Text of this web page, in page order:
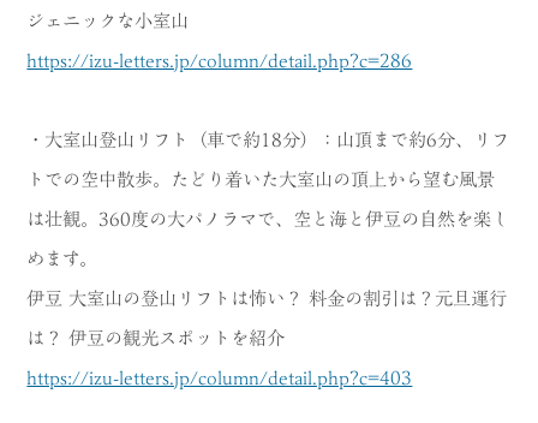
ジェニックな小室山
https://izu-letters.jp/column/detail.php?c=286
・大室山登山リフト（車で約18分）：山頂まで約6分、リフ
トでの空中散歩。たどり着いた大室山の頂上から望む風景
は壮観。360度の大パノラマで、空と海と伊豆の自然を楽し
めます。
伊豆 大室山の登山リフトは怖い？ 料金の割引は？元旦運行
は？ 伊豆の観光スポットを紹介
https://izu-letters.jp/column/detail.php?c=403